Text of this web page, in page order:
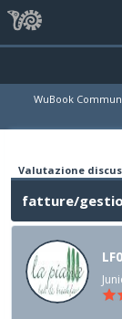
WuBook
Valutazione
fatture/